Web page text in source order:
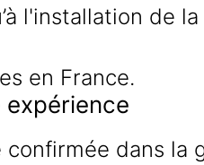
l'installation de
en France.
dans la